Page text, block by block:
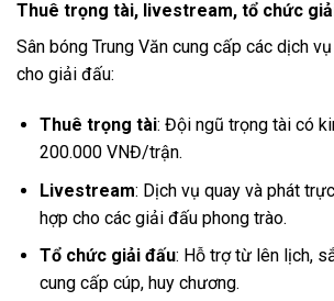
Thuê trọng tài, livestream, tổ chức
Sân bóng Trung Văn cung cấp các dịch
cho giải đấu:
Thuê trọng tài: Đội ngũ trọng tài có
200.000 VNĐ/trận.
Livestream: Dịch vụ quay và phát
hợp cho các giải đấu phong trào.
Tổ chức giải đấu: Hỗ trợ từ lên lịch,
cung cấp cúp, huy chương.